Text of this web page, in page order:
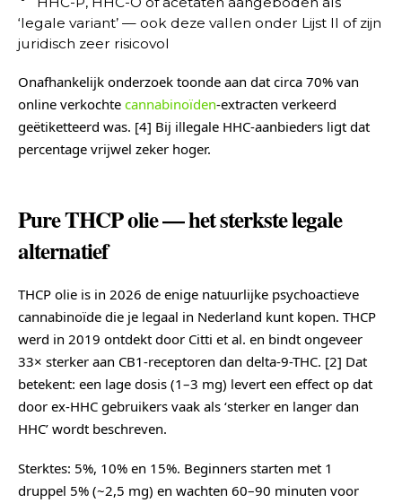
‘legale variant’ — ook deze vallen onder Lijst II of zijn
juridisch zeer risicovol
Onafhankelijk onderzoek toonde aan dat circa 70% van
online verkochte cannabinoïden-extracten verkeerd
geëtiketteerd was. [4] Bij illegale HHC-aanbieders ligt dat
percentage vrijwel zeker hoger.
Pure THCP olie — het sterkste legale
alternatief
THCP olie is in 2026 de enige natuurlijke psychoactieve
cannabinoïde die je legaal in Nederland kunt kopen. THCP
werd in 2019 ontdekt door Citti et al. en bindt ongeveer
33× sterker aan CB1-receptoren dan delta-9-THC. [2] Dat
betekent: een lage dosis (1–3 mg) levert een effect op dat
door ex-HHC gebruikers vaak als ‘sterker en langer dan
HHC’ wordt beschreven.
Sterktes: 5%, 10% en 15%. Beginners starten met 1
druppel 5% (~2,5 mg) en wachten 60–90 minuten voor